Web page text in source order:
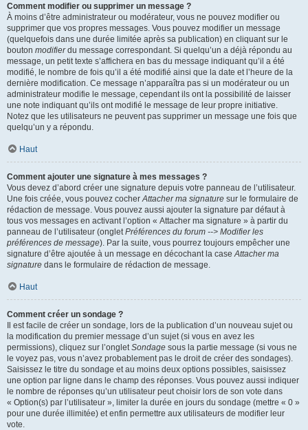
Comment modifier ou supprimer un message ?
À moins d’être administrateur ou modérateur, vous ne pouvez modifier ou
supprimer que vos propres messages. Vous pouvez modifier un message
(quelquefois dans une durée limitée après sa publication) en cliquant sur le
bouton modifierdu message correspondant. Si quelqu’un a déjà répondu au
message, un petit texte s’affichera en bas du message indiquant qu’il a été
modifié, le nombre de fois qu’il a été modifié ainsi que la date et l’heure de la
dernière modification. Ce message n’apparaîtra pas si un modérateur ou un
administrateur modifie le message, cependant ils ont la possibilité de laisser
une note indiquant qu’ils ont modifié le message de leur propre initiative.
Notez que les utilisateurs ne peuvent pas supprimer un message une fois que
quelqu’un y a répondu.
Haut
Comment ajouter une signature à mes messages ?
Vous devez d’abord créer une signature depuis votre panneau de l’utilisateur.
Une fois créée, vous pouvez cocherAttacher ma signature sur le formulaire de
rédaction de message. Vous pouvez aussi ajouter la signature par défaut à
tous vos messages en activant l’option « Attacher ma signature » à partir du
panneau de l’utilisateur (ongletPréférences du forum --> Modifier les
préférences de message). Par la suite, vous pourrez toujours empêcher une
signature d’être ajoutée à un message en décochant la caseAttacher ma
signature dans le formulaire de rédaction de message.
Haut
Comment créer un sondage ?
Il est facile de créer un sondage, lors de la publication d’un nouveau sujet ou
la modification du premier message d’un sujet (si vous en avez les
permissions), cliquez sur l’ongletSondage sous la partie message (si vous ne
le voyez pas, vous n’avez probablement pas le droit de créer des sondages).
Saisissez le titre du sondage et au moins deux options possibles, saisissez
une option par ligne dans le champ des réponses. Vous pouvez aussi indiquer
le nombre de réponses qu’un utilisateur peut choisir lors de son vote dans
« Option(s) par l’utilisateur », limiter la durée en jours du sondage (mettre « 0 »
pour une durée illimitée) et enfin permettre aux utilisateurs de modifier leur
vote.